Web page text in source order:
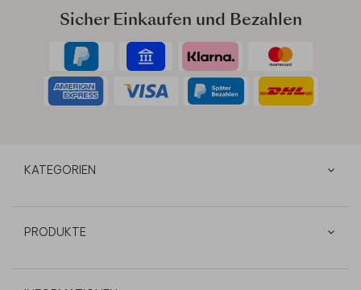
Sicher Einkaufen und Bezahlen
KATEGORIEN
PRODUKTE